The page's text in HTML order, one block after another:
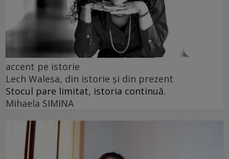
accent pe istorie
Lech Walesa, din istorie și din prezent
Stocul pare limitat, istoria continuă.
Mihaela SIMINA